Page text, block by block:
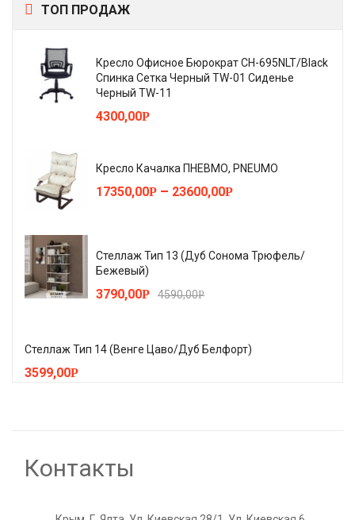
ТОП ПРОДАЖ
Кресло Офисное Бюрократ CH-695NLT/Black
Спинка Сетка Черный TW-01 Сиденье
Черный TW-11
4300,00Р
Кресло Качалка ПНЕВМО, PNEUMO
17350,00Р – 23600,00Р
Стеллаж Тип 13 (Дуб Сонома Трюфель/
Бежевый)
4590,00Р
3790,00Р
Стеллаж Тип 14 (Венге Цаво/Дуб Белфорт)
3599,00Р
Контакты